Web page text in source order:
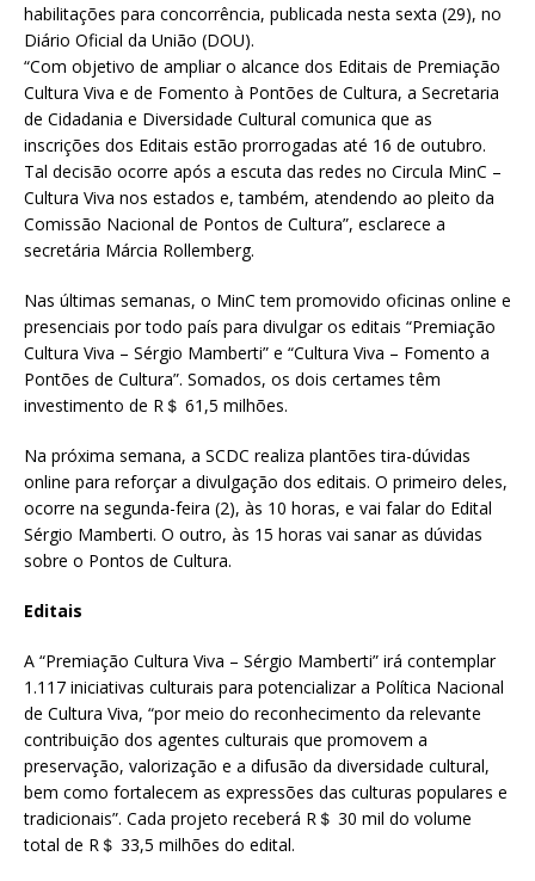
habilitações para concorrência, publicada nesta sexta (29), no
Diário Oficial da União (DOU).
“Com objetivo de ampliar o alcance dos Editais de Premiação
Cultura Viva e de Fomento à Pontões de Cultura, a Secretaria
de Cidadania e Diversidade Cultural comunica que as
inscrições dos Editais estão prorrogadas até 16 de outubro.
Tal decisão ocorre após a escuta das redes no Circula MinC –
Cultura Viva nos estados e, também, atendendo ao pleito da
Comissão Nacional de Pontos de Cultura”, esclarece a
secretária Márcia Rollemberg.
Nas últimas semanas, o MinC tem promovido oficinas online e
presenciais por todo país para divulgar os editais “Premiação
Cultura Viva – Sérgio Mamberti” e “Cultura Viva – Fomento a
Pontões de Cultura”. Somados, os dois certames têm
investimento de R＄ 61,5 milhões.
Na próxima semana, a SCDC realiza plantões tira-dúvidas
online para reforçar a divulgação dos editais. O primeiro deles,
ocorre na segunda-feira (2), às 10 horas, e vai falar do Edital
Sérgio Mamberti. O outro, às 15 horas vai sanar as dúvidas
sobre o Pontos de Cultura.
Editais
A “Premiação Cultura Viva – Sérgio Mamberti” irá contemplar
1.117 iniciativas culturais para potencializar a Política Nacional
de Cultura Viva, “por meio do reconhecimento da relevante
contribuição dos agentes culturais que promovem a
preservação, valorização e a difusão da diversidade cultural,
bem como fortalecem as expressões das culturas populares e
tradicionais”. Cada projeto receberá R＄ 30 mil do volume
total de R＄ 33,5 milhões do edital.